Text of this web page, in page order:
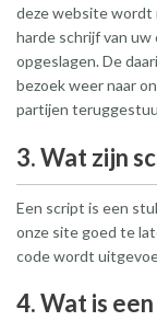
deze website wordt
harde schrijf van
opgeslagen. De
bezoek weer naar
partijen
3. Wat zijn
Een script is een
onze site goed te
code wordt
4. Wat is